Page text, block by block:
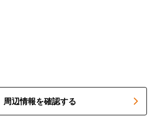
周辺情報を確認する